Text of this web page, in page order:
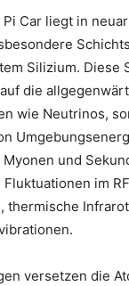
Pi Car liegt in
Silizium. Diese
die
wie Neutrinos,
und
im
thermische
versetzen die